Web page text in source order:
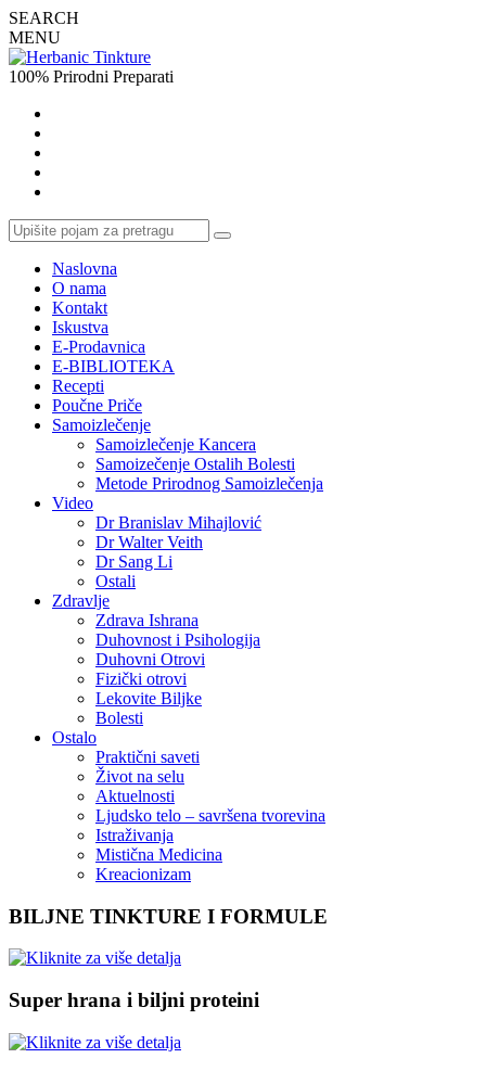
SEARCH
MENU
100% Prirodni Preparati
Naslovna
O nama
Kontakt
Iskustva
E-Prodavnica
E-BIBLIOTEKA
Recepti
Poučne Priče
Samoizlečenje
Samoizlečenje Kancera
Samoizečenje Ostalih Bolesti
Metode Prirodnog Samoizlečenja
Video
Dr Branislav Mihajlović
Dr Walter Veith
Dr Sang Li
Ostali
Zdravlje
Zdrava Ishrana
Duhovnost i Psihologija
Duhovni Otrovi
Fizički otrovi
Lekovite Biljke
Bolesti
Ostalo
Praktični saveti
Život na selu
Aktuelnosti
Ljudsko telo – savršena tvorevina
Istraživanja
Mistična Medicina
Kreacionizam
BILJNE TINKTURE I FORMULE
Super hrana i biljni proteini